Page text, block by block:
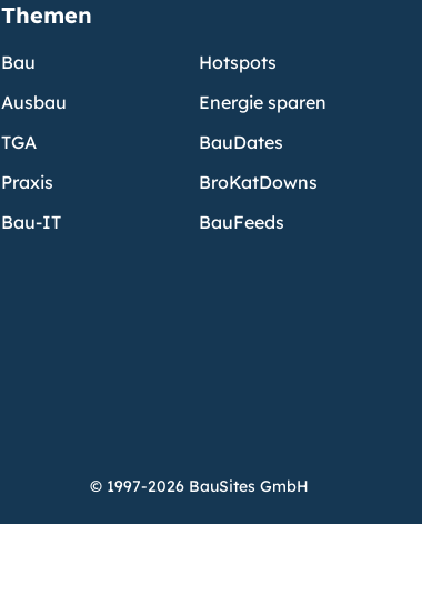
Themen
Bau
Ausbau
TGA
Praxis
Bau-IT
Hotspots
Energie sparen
BauDates
BroKatDowns
BauFeeds
© 1997-2026 BauSites GmbH